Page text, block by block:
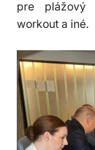
pre plážový
workout a iné.